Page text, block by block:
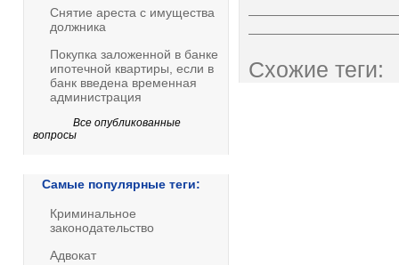
Снятие ареста с имущества
должника
Покупка заложенной в банке
ипотечной квартиры, если в
банк введена временная
администрация
Все опубликованные
вопросы
Самые популярные теги:
Криминальное
законодательство
Адвокат
Схожие теги: